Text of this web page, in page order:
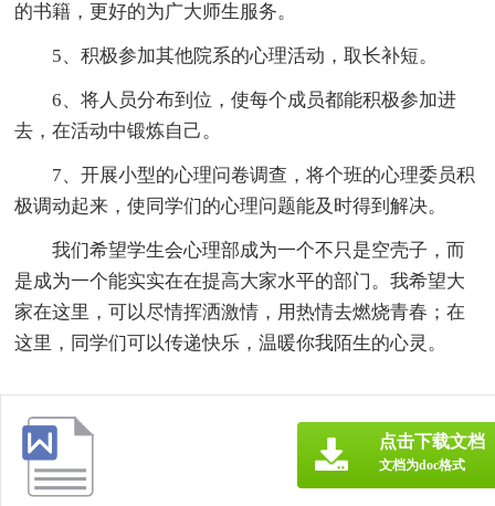
的书籍，更好的为广大师生服务。
5、积极参加其他院系的心理活动，取长补短。
6、将人员分布到位，使每个成员都能积极参加进
去，在活动中锻炼自己。
7、开展小型的心理问卷调查，将个班的心理委员积
极调动起来，使同学们的心理问题能及时得到解决。
我们希望学生会心理部成为一个不只是空壳子，而
是成为一个能实实在在提高大家水平的部门。我希望大
家在这里，可以尽情挥洒激情，用热情去燃烧青春；在
这里，同学们可以传递快乐，温暖你我陌生的心灵。
点击下载文档
文档为doc格式